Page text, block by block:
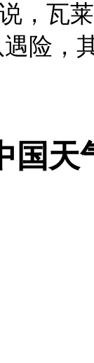
，瓦
险，
国天